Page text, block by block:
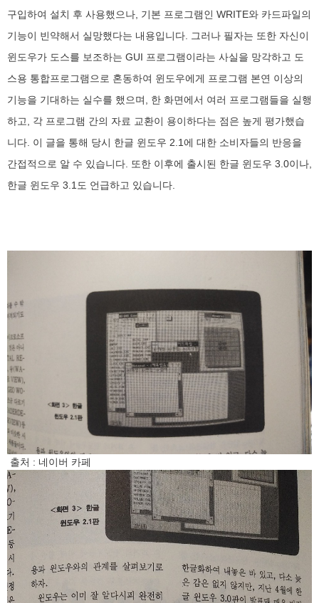
구입하여 설치 후 사용했으나, 기본 프로그램인 WRITE와 카드파일의
기능이 빈약해서 실망했다는 내용입니다. 그러나 필자는 또한 자신이
윈도우가 도스를 보조하는 GUI 프로그램이라는 사실을 망각하고 도
스용 통합프로그램으로 혼동하여 윈도우에게 프로그램 본연 이상의
기능을 기대하는 실수를 했으며, 한 화면에서 여러 프로그램들을 실행
하고, 각 프로그램 간의 자료 교환이 용이하다는 점은 높게 평가했습
니다. 이 글을 통해 당시 한글 윈도우 2.1에 대한 소비자들의 반응을
간접적으로 알 수 있습니다. 또한 이후에 출시된 한글 윈도우 3.0이나,
한글 윈도우 3.1도 언급하고 있습니다.
출처 : 네이버 카페